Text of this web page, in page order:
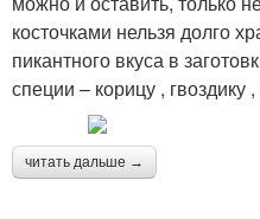
косточками нельзя долго
пикантного вкуса в
специи – корицу , гвоздику
читать дальше →